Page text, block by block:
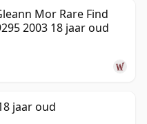
Mor Rare Find
2003 18 jaar oud
jaar oud